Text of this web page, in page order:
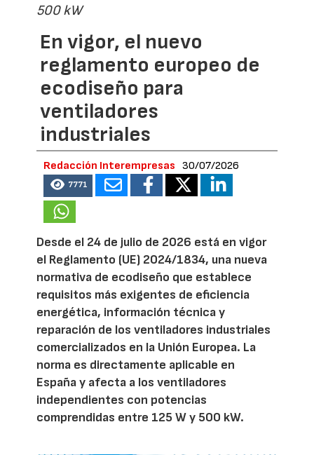
500 kW
En vigor, el nuevo
reglamento europeo de
ecodiseño para
ventiladores
industriales
Redacción Interempresas 30/07/2026
7771
Desde el 24 de julio de 2026 está en vigor
el Reglamento (UE) 2024/1834, una nueva
normativa de ecodiseño que establece
requisitos más exigentes de eficiencia
energética, información técnica y
reparación de los ventiladores industriales
comercializados en la Unión Europea. La
norma es directamente aplicable en
España y afecta a los ventiladores
independientes con potencias
comprendidas entre 125 W y 500 kW.